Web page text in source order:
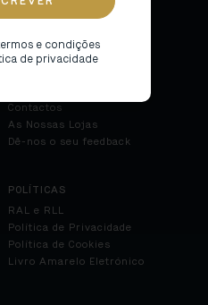
Contactos
As Nossas Lojas
Dê-nos o seu feedback
POLÍTICAS
RAL e RLL
Política de Privacidade
Política de Cookies
Livro Amarelo Eletrónico
e condições
de privacidade